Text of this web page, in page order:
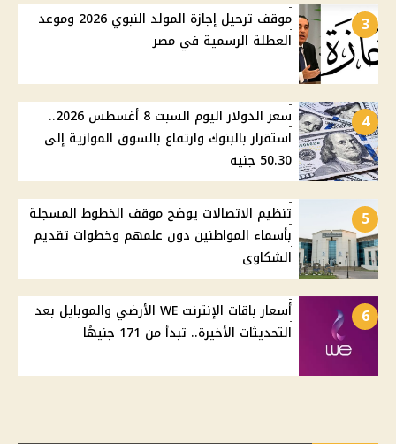
3
موقف ترحيل إجازة المولد النبوي 2026 وموعد
العطلة الرسمية في مصر
4
سعر الدولار اليوم السبت 8 أغسطس 2026..
استقرار بالبنوك وارتفاع بالسوق الموازية إلى
50.30 جنيه
5
تنظيم الاتصالات يوضح موقف الخطوط المسجلة
بأسماء المواطنين دون علمهم وخطوات تقديم
الشكاوى
6
أسعار باقات الإنترنت WE الأرضي والموبايل بعد
التحديثات الأخيرة.. تبدأ من 171 جنيهًا